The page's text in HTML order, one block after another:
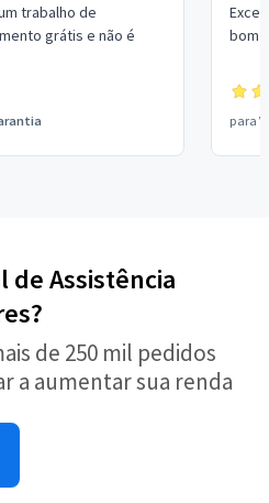
trabalho de
grátis e não é
bom
para
de Assistência
de 250 mil pedidos
a aumentar sua renda